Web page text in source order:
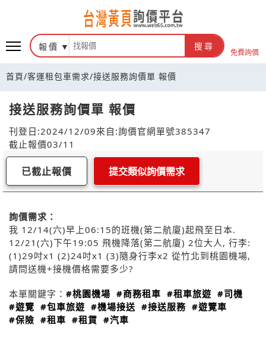
報價 搜尋
免費詢價
首頁/客運租包車需求/接送服務詢價單 報價
接送服務詢價單 報價
刊登日:2024/12/09來自:詢價官網單號385347
截止報價03/11
已截止報價 提交類似詢價需求
詢價需求：
我 12/14(六)早上06:15的班機(第二航廈)起飛至日本.
12/21(六)下午19:05 飛機降落(第二航廈) 2位大人, 行李:
(1)29吋x1 (2)24吋x1 (3)隨身行李x2 從竹北到桃園機場,
請問送機+接機價格需要多少?
本單關鍵字： #桃園機場 #商務租車 #租車旅遊 #司機
#遊覽 #包車旅遊 #機場接送 #接送服務 #遊覽車
#保險 #租車 #租賃 #汽車